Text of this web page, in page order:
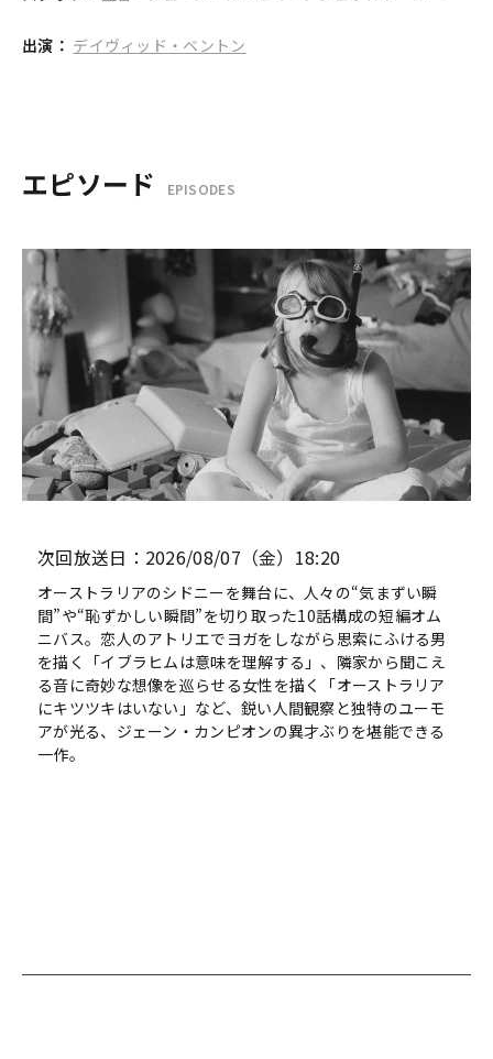
出演： デイヴィッド・ベントン
エピソード EPISODES
次回放送日：2026/08/07（金）18:20
オーストラリアのシドニーを舞台に、人々の“気まずい瞬
間”や“恥ずかしい瞬間”を切り取った10話構成の短編オム
ニバス。恋人のアトリエでヨガをしながら思索にふける男
を描く「イブラヒムは意味を理解する」、隣家から聞こえ
る音に奇妙な想像を巡らせる女性を描く「オーストラリア
にキツツキはいない」など、鋭い人間観察と独特のユーモ
アが光る、ジェーン・カンピオンの異才ぶりを堪能できる
一作。